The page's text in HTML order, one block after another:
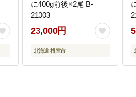
に400g前後×2尾 B-
21003
23,000円
北海道 根室市